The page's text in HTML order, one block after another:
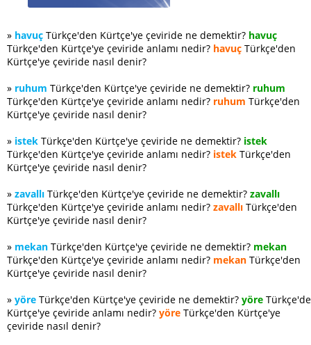
» havuç Türkçe'den Kürtçe'ye çeviride ne demektir? havuç
Türkçe'den Kürtçe'ye çeviride anlamı nedir? havuç Türkçe'den
Kürtçe'ye çeviride nasıl denir?
» ruhum Türkçe'den Kürtçe'ye çeviride ne demektir? ruhum
Türkçe'den Kürtçe'ye çeviride anlamı nedir? ruhum Türkçe'den
Kürtçe'ye çeviride nasıl denir?
» istek Türkçe'den Kürtçe'ye çeviride ne demektir? istek
Türkçe'den Kürtçe'ye çeviride anlamı nedir? istek Türkçe'den
Kürtçe'ye çeviride nasıl denir?
» zavallı Türkçe'den Kürtçe'ye çeviride ne demektir? zavallı
Türkçe'den Kürtçe'ye çeviride anlamı nedir? zavallı Türkçe'den
Kürtçe'ye çeviride nasıl denir?
» mekan Türkçe'den Kürtçe'ye çeviride ne demektir? mekan
Türkçe'den Kürtçe'ye çeviride anlamı nedir? mekan Türkçe'den
Kürtçe'ye çeviride nasıl denir?
» yöre Türkçe'den Kürtçe'ye çeviride ne demektir? yöre
Kürtçe'ye çeviride anlamı nedir? yöre Türkçe'den Kürtçe'ye
çeviride nasıl denir?